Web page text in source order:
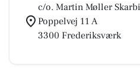
c/o. Martin Møller
Poppelvej 11 A
3300 Frederiksværk